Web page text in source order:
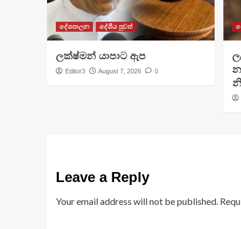
දේශපාලන දේශීය පුවත්
ලක්ෂ්මන් යාපාට ඇප
Editor3 August 7, 2026 0
Leave a Reply
Your email address will not be published.